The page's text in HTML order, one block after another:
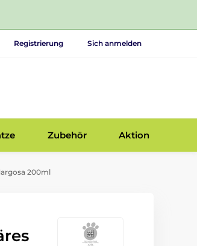
Registrierung Sich anmelden
Zubehör Aktion
200ml